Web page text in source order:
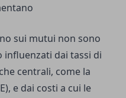
sui mutui non sono
influenzati dai tassi di
centrali, come la
e dai costi a cui le